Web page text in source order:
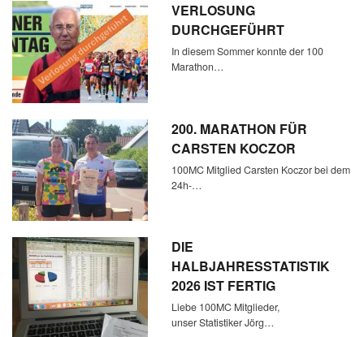
VERLOSUNG
DURCHGEFÜHRT
In diesem Sommer konnte der 100
Marathon…
200. MARATHON FÜR
CARSTEN KOCZOR
100MC Mitglied Carsten Koczor bei dem
24h-…
DIE
HALBJAHRESSTATISTIK
2026 IST FERTIG
Liebe 100MC Mitglieder,
unser Statistiker Jörg…